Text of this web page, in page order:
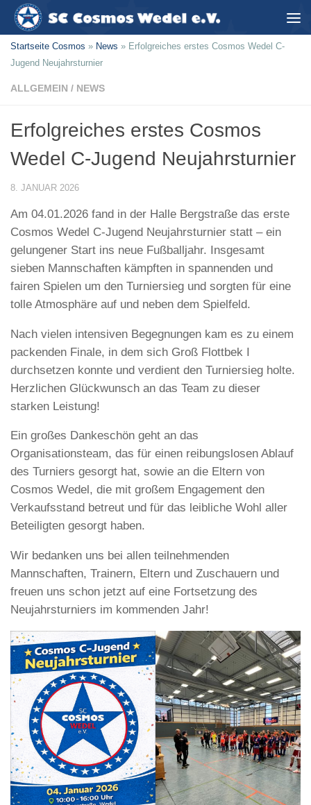
Zum Inhalt springen
Startseite Cosmos » News » Erfolgreiches erstes Cosmos Wedel C-
Jugend Neujahrsturnier
ALLGEMEIN / NEWS
Erfolgreiches erstes Cosmos
Wedel C-Jugend Neujahrsturnier
8. JANUAR 2026
Am 04.01.2026 fand in der Halle Bergstraße das erste
Cosmos Wedel C-Jugend Neujahrsturnier statt – ein
gelungener Start ins neue Fußballjahr. Insgesamt
sieben Mannschaften kämpften in spannenden und
fairen Spielen um den Turniersieg und sorgten für eine
tolle Atmosphäre auf und neben dem Spielfeld.
Nach vielen intensiven Begegnungen kam es zu einem
packenden Finale, in dem sich Groß Flottbek I
durchsetzen konnte und verdient den Turniersieg holte.
Herzlichen Glückwunsch an das Team zu dieser
starken Leistung!
Ein großes Dankeschön geht an das
Organisationsteam, das für einen reibungslosen Ablauf
des Turniers gesorgt hat, sowie an die Eltern von
Cosmos Wedel, die mit großem Engagement den
Verkaufsstand betreut und für das leibliche Wohl aller
Beteiligten gesorgt haben.
Wir bedanken uns bei allen teilnehmenden
Mannschaften, Trainern, Eltern und Zuschauern und
freuen uns schon jetzt auf eine Fortsetzung des
Neujahrsturniers im kommenden Jahr!